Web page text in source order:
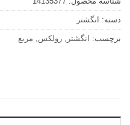
دسته: انگشتر
برچسب: انگشتر , رولکس, مربع